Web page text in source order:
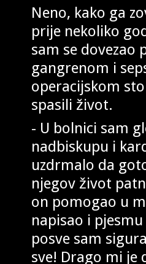
Neno, kako ga
prije nekoliko
sam se dovezao
gangrenom i
operacijskom
spasili život.
- U bolnici sam
nadbiskupu i
uzdrmalo da
njegov život
on pomogao u
napisao i
posve sam
sve! Drago mi je